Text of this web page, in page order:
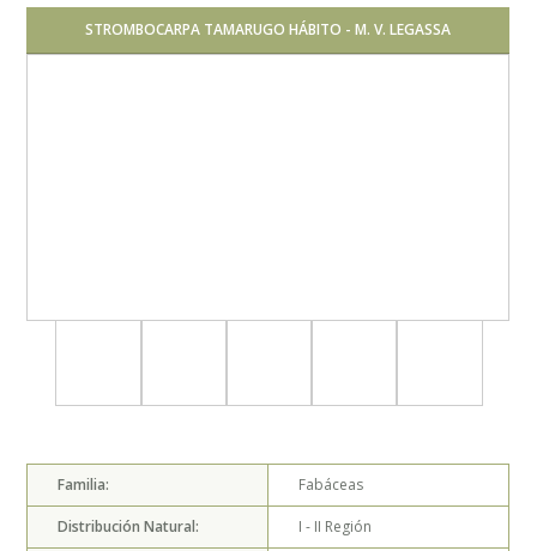
STROMBOCARPA TAMARUGO HÁBITO - M. V. LEGASSA
Familia: Fabáceas
Distribución Natural: I - II Región